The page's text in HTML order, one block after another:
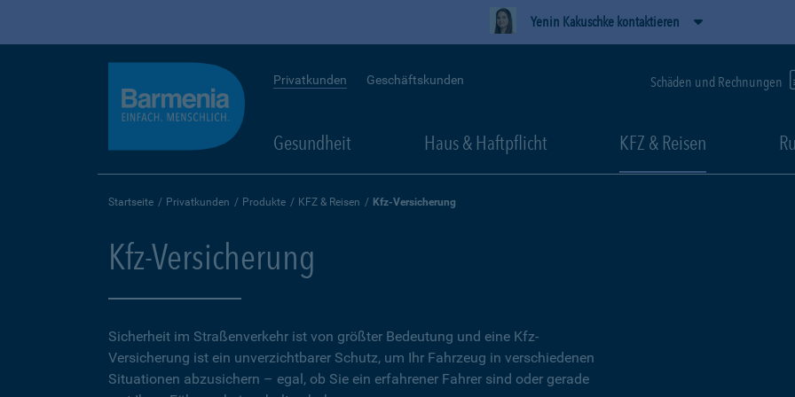
Yenin Kakuschke kontaktieren
Privatkunden Geschäftskunden Schäden und Rechnungen
Gesundheit Haus & Haftpflicht KFZ & Reisen
Startseite Privatkunden Produkte KFZ & Reisen Kfz-Versicherung
Kfz-Versicherung
Sicherheit im Straßenverkehr ist von größter Bedeutung und eine Kfz-
Versicherung ist ein unverzichtbarer Schutz, um Ihr Fahrzeug in verschiedenen
Situationen abzusichern – egal, ob Sie ein erfahrener Fahrer sind oder gerade